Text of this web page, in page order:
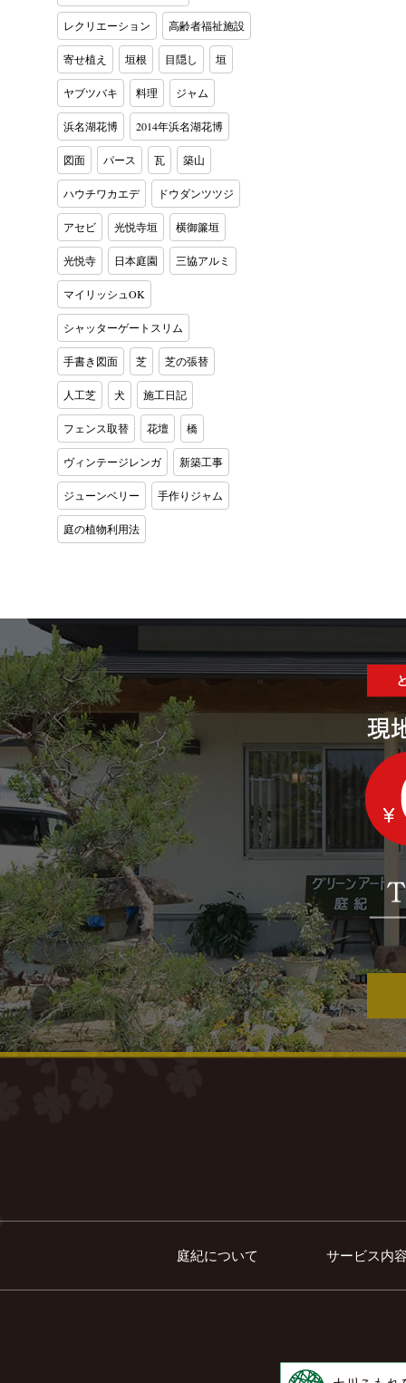
レクリエーション 高齢者福祉施設
寄せ植え 垣根 目隠し 垣
ヤブツバキ 料理 ジャム
浜名湖花博 2014年浜名湖花博
図面 パース 瓦 築山
ハウチワカエデ ドウダンツツジ
アセビ 光悦寺垣 横御簾垣
光悦寺 日本庭園 三協アルミ
マイリッシュOK
シャッターゲートスリム
手書き図面 芝 芝の張替
人工芝 犬 施工日記
フェンス取替 花壇 橋
ヴィンテージレンガ 新築工事
ジューンベリー 手作りジャム
庭の植物利用法
庭紀について サービス内